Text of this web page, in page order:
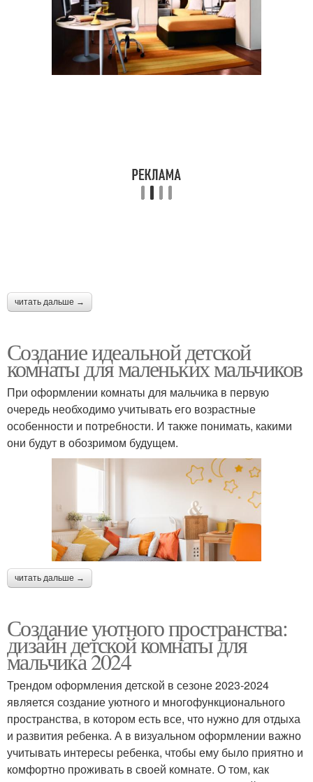
читать дальше →
Создание идеальной детской
комнаты для маленьких мальчиков
При оформлении комнаты для мальчика в первую
очередь необходимо учитывать его возрастные
особенности и потребности. И также понимать, какими
они будут в обозримом будущем.
читать дальше →
Создание уютного пространства:
дизайн детской комнаты для
мальчика 2024
Трендом оформления детской в сезоне 2023-2024
является создание уютного и многофункционального
пространства, в котором есть все, что нужно для отдыха
и развития ребенка. А в визуальном оформлении важно
учитывать интересы ребенка, чтобы ему было приятно и
комфортно проживать в своей комнате. О том, как